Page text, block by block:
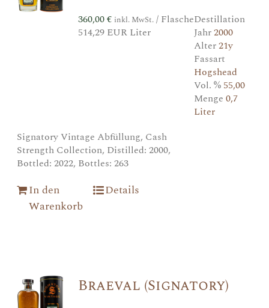
360,00€ inkl. MwSt. / Flasche
514,29 EUR Liter
Destillation
Jahr2000
Alter21y
Fassart
Hogshead
Vol. % 55,00
Menge0,7
Liter
Signatory Vintage Abfüllung, Cash
Strength Collection, Distilled: 2000,
Bottled: 2022, Bottles: 263
In den
Warenkorb
Details
Braeval (Signatory)